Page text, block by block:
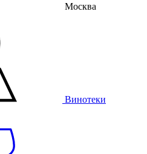
Москва
Винотеки